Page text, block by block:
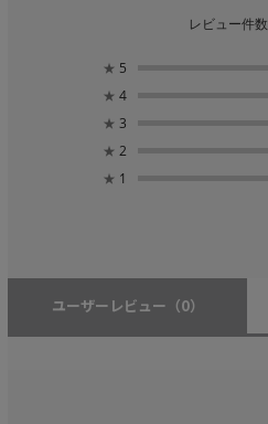
レビュー件
★ 5
★ 4
★ 3
★ 2
★ 1
ユーザーレビュー （0）